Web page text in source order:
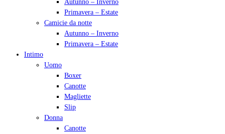
Primavera – Estate
Camicie da notte
Autunno – Inverno
Primavera – Estate
Intimo
Uomo
Boxer
Canotte
Magliette
Slip
Donna
Canotte